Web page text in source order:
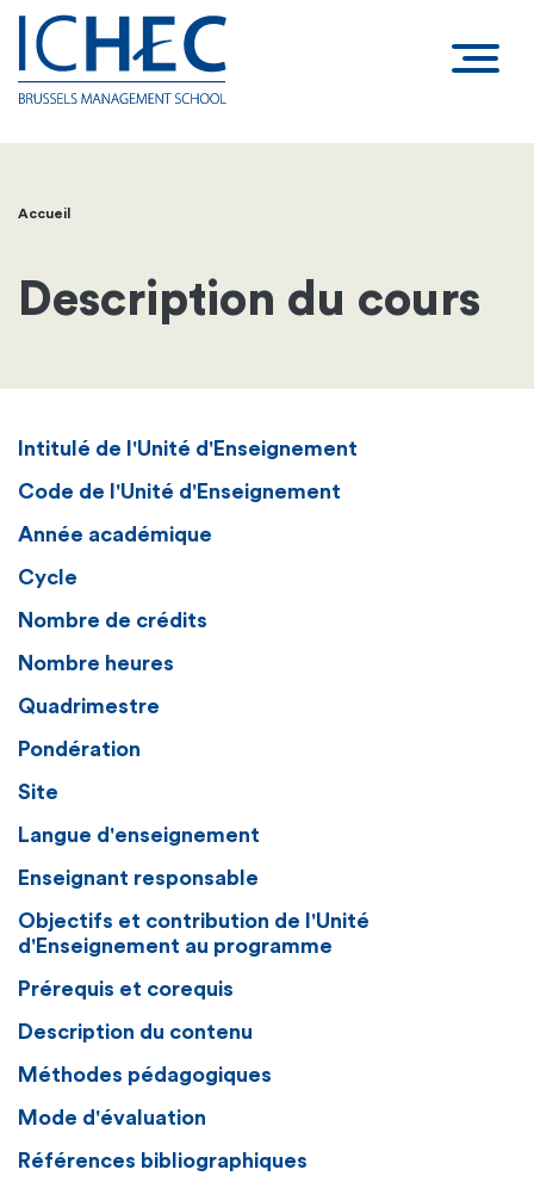
Fil
d'Ariane
Accueil
Description du cours
Intitulé de l'Unité d'Enseignement
Code de l'Unité d'Enseignement
Année académique
Cycle
Nombre de crédits
Nombre heures
Quadrimestre
Pondération
Site
Langue d'enseignement
Enseignant responsable
Objectifs et contribution de l'Unité
d'Enseignement au programme
Prérequis et corequis
Description du contenu
Méthodes pédagogiques
Mode d'évaluation
Références bibliographiques